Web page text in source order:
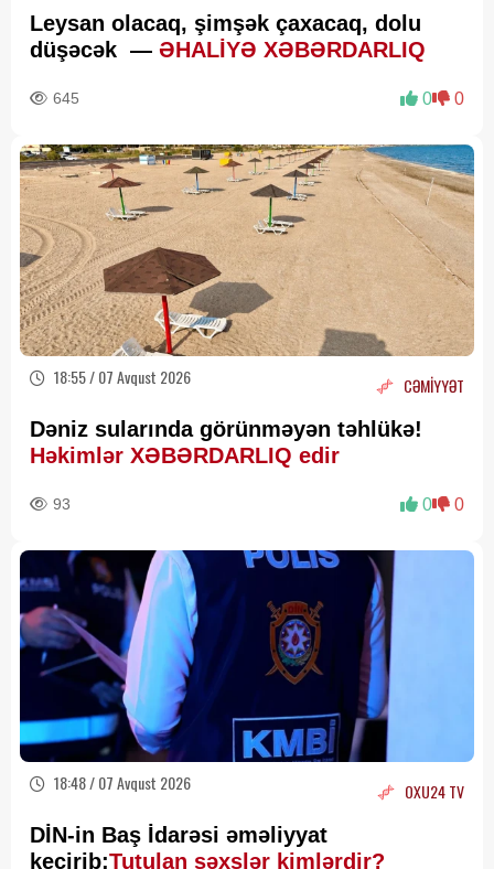
Leysan olacaq, şimşək çaxacaq, dolu
düşəcək — ƏHALİYƏ XƏBƏRDARLIQ
645 0 0
18:55 / 07 Avqust 2026 CƏMİYYƏT
Dəniz sularında görünməyən təhlükə!
Həkimlər XƏBƏRDARLIQ edir
93 0 0
18:48 / 07 Avqust 2026 OXU24 TV
DİN-in Baş İdarəsi əməliyyat
keçirib:Tutulan şəxslər kimlərdir?